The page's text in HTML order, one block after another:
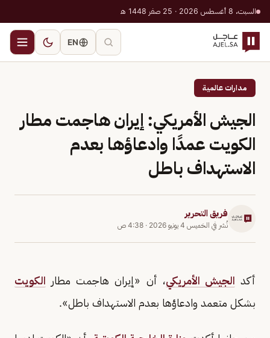
السبت، 8 أغسطس 2026 · 25 صفر 1448 هـ
EN
مدارات عالمية
الجيش الأمريكي: إيران هاجمت مطار
الكويت عمدًا وادعاؤها بعدم
الاستهداف باطل
فريق التحرير
نُشر في الخميس 4 يونيو 2026 · 4:38 ص
أكد الجيش الأمريكي، أن «إيران هاجمت مطار الكويت
بشكل متعمد وادعاؤها بعدم الاستهداف باطل».